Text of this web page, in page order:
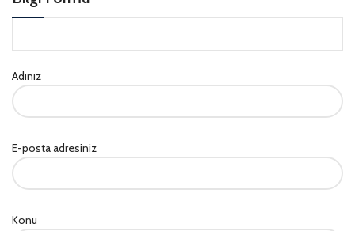
Adınız
E-posta adresiniz
Konu